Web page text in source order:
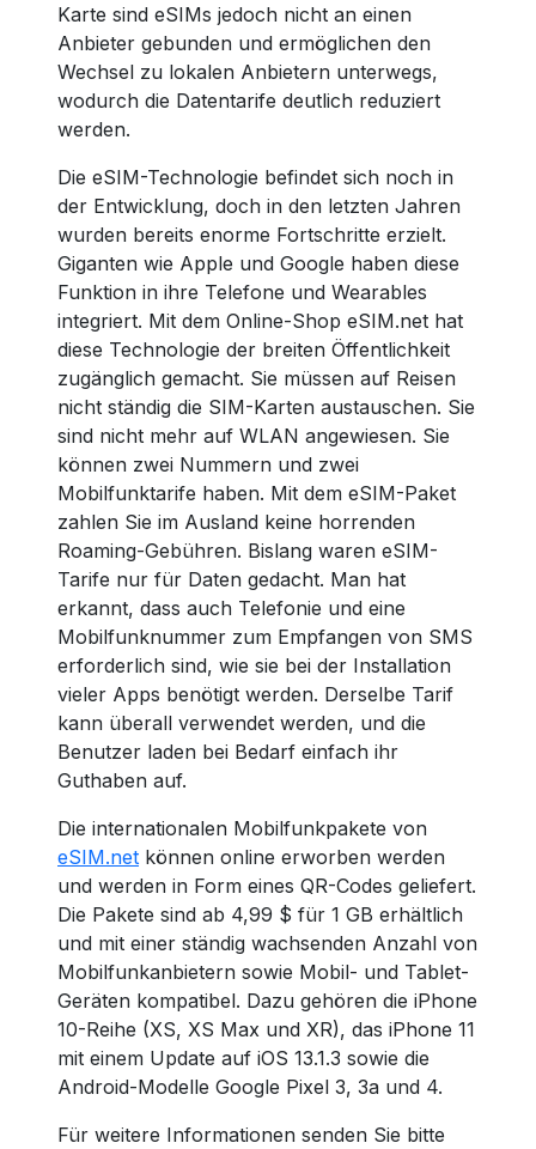
Karte sind eSIMs jedoch nicht an einen
Anbieter gebunden und ermöglichen den
Wechsel zu lokalen Anbietern unterwegs,
wodurch die Datentarife deutlich reduziert
werden.
Die eSIM-Technologie befindet sich noch in
der Entwicklung, doch in den letzten Jahren
wurden bereits enorme Fortschritte erzielt.
Giganten wie Apple und Google haben diese
Funktion in ihre Telefone und Wearables
integriert. Mit dem Online-Shop eSIM.net hat
diese Technologie der breiten Öffentlichkeit
zugänglich gemacht. Sie müssen auf Reisen
nicht ständig die SIM-Karten austauschen. Sie
sind nicht mehr auf WLAN angewiesen. Sie
können zwei Nummern und zwei
Mobilfunktarife haben. Mit dem eSIM-Paket
zahlen Sie im Ausland keine horrenden
Roaming-Gebühren. Bislang waren eSIM-
Tarife nur für Daten gedacht. Man hat
erkannt, dass auch Telefonie und eine
Mobilfunknummer zum Empfangen von SMS
erforderlich sind, wie sie bei der Installation
vieler Apps benötigt werden. Derselbe Tarif
kann überall verwendet werden, und die
Benutzer laden bei Bedarf einfach ihr
Guthaben auf.
Die internationalen Mobilfunkpakete von
eSIM.net können online erworben werden
und werden in Form eines QR-Codes geliefert.
Die Pakete sind ab 4,99 $ für 1 GB erhältlich
und mit einer ständig wachsenden Anzahl von
Mobilfunkanbietern sowie Mobil- und Tablet-
Geräten kompatibel. Dazu gehören die iPhone
10-Reihe (XS, XS Max und XR), das iPhone 11
mit einem Update auf iOS 13.1.3 sowie die
Android-Modelle Google Pixel 3, 3a und 4.
Für weitere Informationen senden Sie bitte